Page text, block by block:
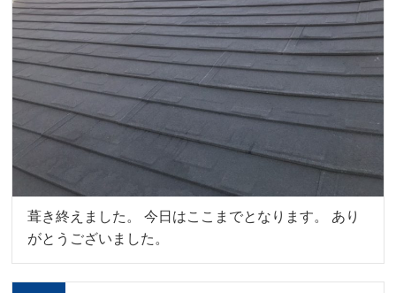
葺き終えました。 今日はここまでとなります。 あり
がとうございました。